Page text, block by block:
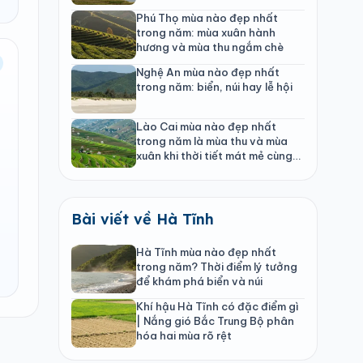
Phú Thọ mùa nào đẹp nhất
trong năm: mùa xuân hành
hương và mùa thu ngắm chè
Nghệ An mùa nào đẹp nhất
trong năm: biển, núi hay lễ hội
Lào Cai mùa nào đẹp nhất
trong năm là mùa thu và mùa
xuân khi thời tiết mát mẻ cùng
Bài viết về Hà Tĩnh
Hà Tĩnh mùa nào đẹp nhất
trong năm? Thời điểm lý tưởng
để khám phá biển và núi
Khí hậu Hà Tĩnh có đặc điểm gì
| Nắng gió Bắc Trung Bộ phân
hóa hai mùa rõ rệt